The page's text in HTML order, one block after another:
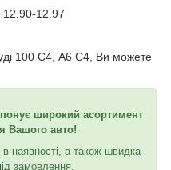
12.90-12.97
100 С4, А6 С4, Ви можете
широкий асортимент
Вашого авто!
в наявності, а також швидка
замовлення.